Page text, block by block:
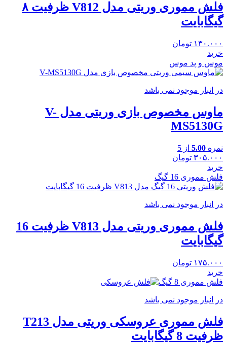
فلش مموری وریتی مدل V812 ظرفیت ۸
گیگابایت
۱۳۰.۰۰۰ تومان
خرید
موس و پد موس
در انبار موجود نمی باشد
ماوس مخصوص بازی وریتی مدل V-
MS5130G
نمره 5.00 از 5
۳۰۵.۰۰۰ تومان
خرید
فلش مموری 16 گیگ
در انبار موجود نمی باشد
فلش مموری وریتی مدل V813 ظرفیت 16
گیگابایت
۱۷۵.۰۰۰ تومان
خرید
فلش مموری 8 گیگ
در انبار موجود نمی باشد
فلش مموری عروسکی وریتی مدل T213
ظرفیت 8 گیگابایت